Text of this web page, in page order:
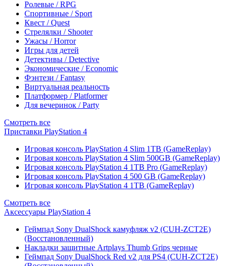
Ролевые / RPG
Спортивные / Sport
Квест / Quest
Стрелялки / Shooter
Ужасы / Horror
Игры для детей
Детективы / Detective
Экономические / Economic
Фэнтези / Fantasy
Виртуальная реальность
Платформер / Platformer
Для вечеринок / Party
Смотреть все
Приставки PlayStation 4
Игровая консоль PlayStation 4 Slim 1TB (GameReplay)
Игровая консоль PlayStation 4 Slim 500GB (GameReplay)
Игровая консоль PlayStation 4 1TB Pro (GameReplay)
Игровая консоль PlayStation 4 500 GB (GameReplay)
Игровая консоль PlayStation 4 1TB (GameReplay)
Смотреть все
Аксессуары PlayStation 4
Геймпад Sony DualShock камуфляж v2 (CUH-ZCT2E)
(Восстановленный)
Накладки защитные Artplays Thumb Grips черные
Геймпад Sony DualShock Red v2 для PS4 (CUH-ZCT2E)